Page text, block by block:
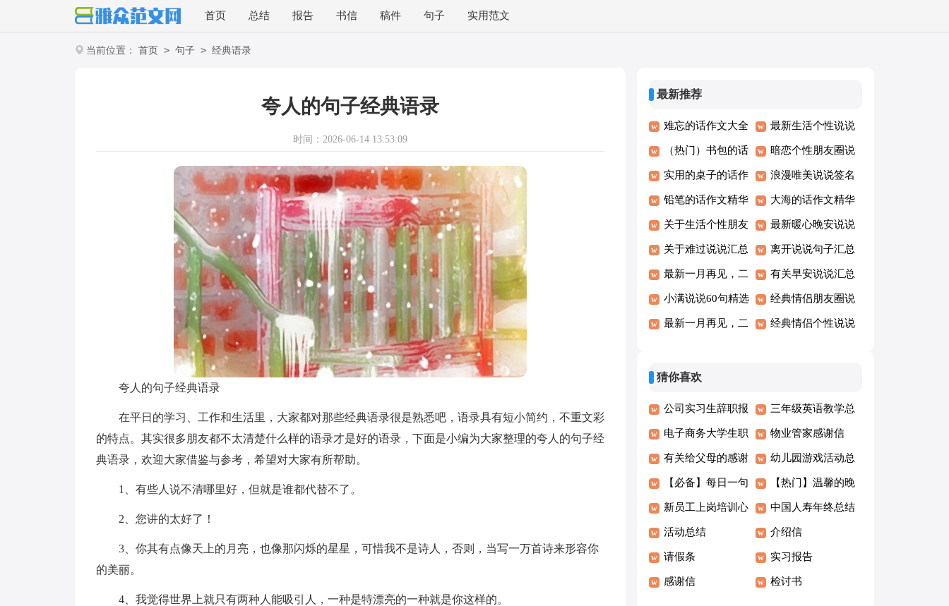
首页 总结 报告 书信 稿件 句子 实用范文
当前位置： 首页 > 句子 > 经典语录
夸人的句子经典语录
时间：2026-06-14 13:53:09
夸人的句子经典语录
在平日的学习、工作和生活里，大家都对那些经典语录很是熟悉吧，语录具有短小简约，不重文彩
的特点。其实很多朋友都不太清楚什么样的语录才是好的语录，下面是小编为大家整理的夸人的句子经
典语录，欢迎大家借鉴与参考，希望对大家有所帮助。
1、有些人说不清哪里好，但就是谁都代替不了。
2、您讲的太好了！
3、你其有点像天上的月亮，也像那闪烁的星星，可惜我不是诗人，否则，当写一万首诗来形容你
的美丽。
4、我觉得世界上就只有两种人能吸引人，一种是特漂亮的一种就是你这样的。
最新推荐
难忘的话作文大全
(3篇)
最新生活个性说说
句子100句精选
（热门）书包的话
作文
暗恋个性朋友圈说
说句子大全90句
实用的桌子的话作
文实用[4篇]
浪漫唯美说说签名
（通用50句）
铅笔的话作文精华
（9篇）
大海的话作文精华
（4篇）
关于生活个性朋友
圈说说心语汇总
（通用190句）
最新暖心晚安说说
汇总（精选65句）
关于难过说说汇总
90句精选
离开说说句子汇总
60句
最新一月再见，二
月你好个性句子说
说90句
有关早安说说汇总
145句精选
小满说说60句精选 经典情侣朋友圈说
说句子40句
最新一月再见，二
（通用40句）
经典情侣个性说说
猜你喜欢
公司实习生辞职报
告(精选15篇)
三年级英语教学总
结15篇
电子商务大学生职
业生涯规划书(精
选5篇)
物业管家感谢信
有关给父母的感谢
信模板集合五篇
幼儿园游戏活动总
结经典15篇
【必备】每日一句
早安问候语语录大
合集56句
【热门】温馨的晚
安微信问候语48句
新员工上岗培训心
得体会
中国人寿年终总结
（通用7篇）
活动总结 介绍信
请假条 实习报告
感谢信 检讨书